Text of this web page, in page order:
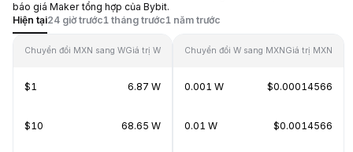
báo giá Maker tổng hợp của Bybit.
Hiện tại24 giờ trước1 tháng trước1 năm trước
Chuyển đổi MXN sang WGiá trị W
$1 6.87 W
$10 68.65 W
Chuyển đổi W sang MXNGiá trị MXN
0.001 W $0.00014566
0.01 W $0.0014566